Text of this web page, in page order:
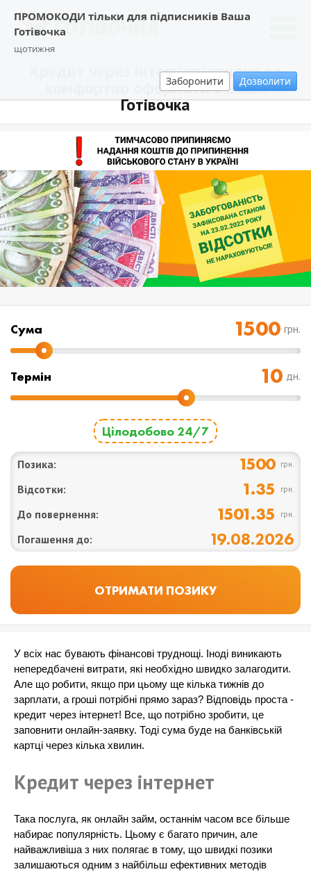
ПРОМОКОДИ тільки для підписників Ваша
Готівочка
щотижня
Заборонити Дозволити
Кредит через інтернет швидко та
комфортно оформити в Ваша
Готівочка
Cума грн.
Термін дн.
Цілодобово 24/7
Позика: 1500 грн.
Відсотки: 1.35 грн.
До повернення: 1501.35 грн.
Погашення до: 19.08.2026
У всіх нас бувають фінансові труднощі. Іноді виникають
непередбачені витрати, які необхідно швидко залагодити.
Але що робити, якщо при цьому ще кілька тижнів до
зарплати, а гроші потрібні прямо зараз? Відповідь проста -
кредит через інтернет! Все, що потрібно зробити, це
заповнити онлайн-заявку. Тоді сума буде на банківській
картці через кілька хвилин.
Кредит через інтернет
Така послуга, як онлайн займ, останнім часом все більше
набирає популярність. Цьому є багато причин, але
найважливіша з них полягає в тому, що швидкі позики
залишаються одним з найбільш ефективних методів